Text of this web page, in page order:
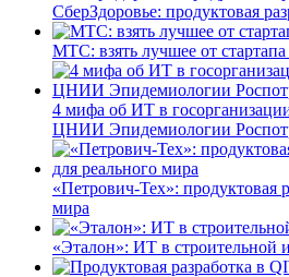
СберЗдоровье: продуктовая
МТС: взять лучшее от
4 мифа об ИТ в
ЦНИИ Эпидемиологии
«Петрович-Тех»: продуктовая
мира
«Эталон»: ИТ в строительной